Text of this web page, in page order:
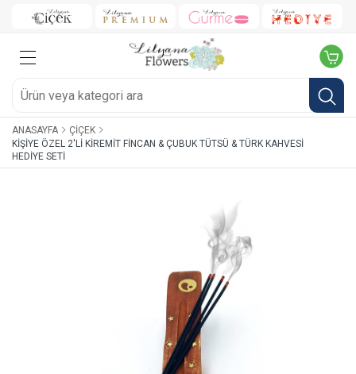
ANASAYFA
ÇIÇEK
KIŞIYE ÖZEL 2'LI KIREMIT FINCAN & ÇUBUK TÜTSÜ & TÜRK KAHVESI
HEDIYE SETI